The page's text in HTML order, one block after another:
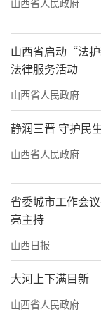
维护社会稳
化，加强矛盾
险、保安全、
维护全省社会
会议还研
山西省启动“法
法律服务活动
山西省人民政府
静润三晋 守护民
山西省人民政府
省委城市工作会
亮主持
山西日报
大河上下满目新
山西省人民政府